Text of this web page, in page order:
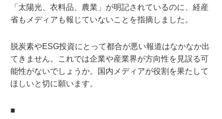
「太陽光、衣料品、農業」が明記されているのに、経産
省もメディアも報じていないことを指摘しました。
脱炭素やESG投資にとって都合が悪い報道はなかなか出
てきません。これでは企業や産業界が方向性を見誤る可
能性がないでしょうか。国内メディアが役割を果たして
ほしいと切に願います。
■